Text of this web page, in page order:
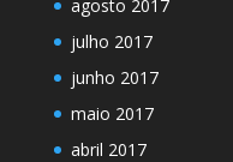
agosto 2017
julho 2017
junho 2017
maio 2017
abril 2017